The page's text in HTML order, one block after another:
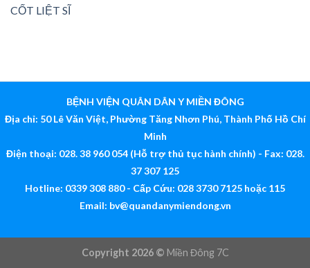
CỐT LIỆT SĨ
BỆNH VIỆN QUÂN DÂN Y MIỀN ĐÔNG
Địa chỉ: 50 Lê Văn Việt, Phường Tăng Nhơn Phú, Thành Phố Hồ Chí
Minh
Điện thoại: 028. 38 960 054 (Hỗ trợ thủ tục hành chính) - Fax: 028.
37 307 125
Hotline: 0339 308 880 - Cấp Cứu: 028 3730 7125 hoặc 115
Email: bv@quandanymiendong.vn
Copyright 2026 © Miền Đông 7C